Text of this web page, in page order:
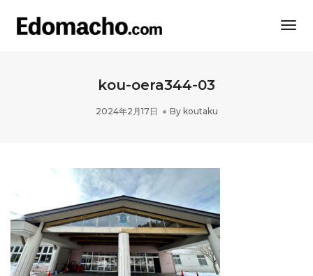
kou-oera344-03
2024年2月17日 By koutaku